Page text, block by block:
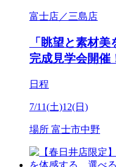
富士店／三島店
「眺望と素材
完成見学会開催
日程
7/11(土)12(日)
場所 富士市中野